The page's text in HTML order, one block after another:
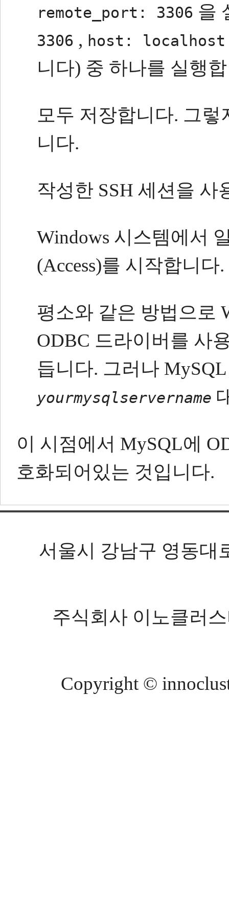
remote_port: 3306 을
3306 , host: localhost
니다) 중 하나를 실행
모두 저장합니다. 그렇
니다.
작성한 SSH 세션을
Windows 시스템에서
(Access)를 시작합니다.
평소와 같은 방법으로
ODBC 드라이버를 사
듭니다. 그러나
yourmysqlservername
이 시점에서 MySQL에
호화되어있는 것입니다.
서울시 강남구 영동대
주식회사 이노클러
Copyright ©